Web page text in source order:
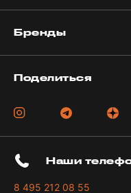
Бренды
Поделиться
Наши
8 495 212 08 55